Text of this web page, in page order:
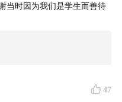
客开始说起
者》口袋书：同名爱发
个游荡者的世界》
当时因为我们是学生而善待
47